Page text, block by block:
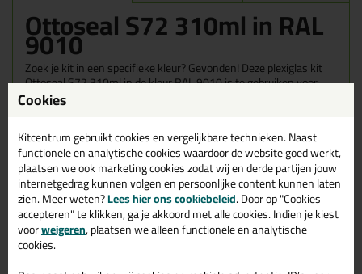
Ottoseal S72 310ml in RAL
9010
Zoek je kit in een specifieke kleur? Gevonden! Deze plexiglas kit
Ottoseal S72 310ml in de kleur RAL 9010 is te gebruiken voor
verschillende toepassingen. Een duurzame en veelzijdige kit
welke makkelijk te verwerken is. Perfect als je een bijpassende
Ottoseal S72 310ml in kleur RAL 9010 vandaag nog! Op voorraad
en op werkdagen besteld = morgen in huis.
Wil je meer weten over de toepassing en kenmerken van dit
product?Lees alles over dit product >
Cookies
Kitcentrum gebruikt cookies en vergelijkbare technieken. Naast
functionele en analytische cookies waardoor de website goed werkt,
plaatsen we ook marketing cookies zodat wij en derde partijen jouw
internetgedrag kunnen volgen en persoonlijke content kunnen laten
zien. Meer weten?Lees hier ons cookiebeleid. Door op "Cookies
accepteren" te klikken, ga je akkoord met alle cookies. Indien je kiest
voorweigeren, plaatsen we alleen functionele en analytische
cookies.